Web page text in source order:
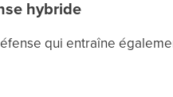
hybride
qui entraîne